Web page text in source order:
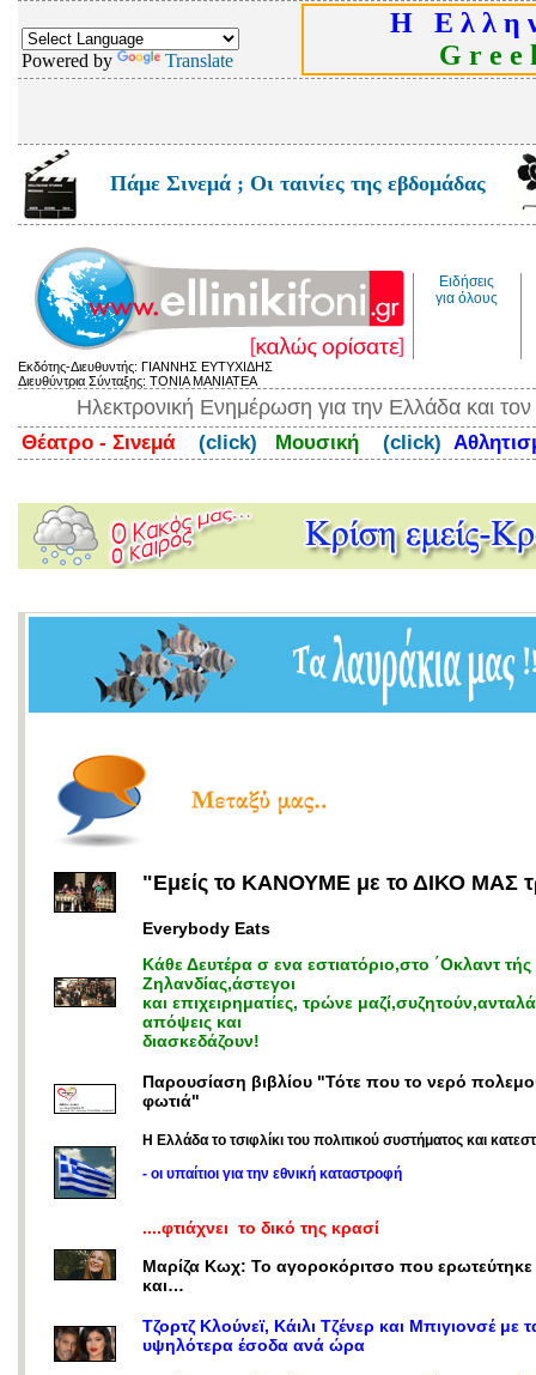
Powered by Translate
Η Ε λ λ η
G r e e
Πάμε Σινεμά ; Οι ταινίες της εβδομάδας
Ειδήσεις
για όλους
Εκδότης-Διευθυντής: ΓΙΑΝΝΗΣ ΕΥΤΥΧΙΔΗΣ
Διευθύντρια Σύνταξης: ΤΟΝΙΑ ΜΑΝΙΑΤΕΑ
Ηλεκτρονική Ενημέρωση για την Ελλάδα και
Θέατρο - Σινεμά (click) Μουσική (click)
"Εμείς το ΚΑΝΟΥΜΕ με το ΔΙΚΟ ΜΑΣ
Everybody Eats
Κάθε Δευτέρα σ ενα εστιατόριο,στο ΄Οκλαντ τής
Ζηλανδίας,άστεγοι
και επιχειρηματίες, τρώνε
απόψεις και
διασκεδάζουν!
Παρουσίαση βιβλίου "Τότε που το νερό
φωτιά"
Η Ελλάδα το τσιφλίκι του πολιτικού συστήματος και
- οι υπαίτιοι για την εθνική καταστροφή
....φτιάχνει το δικό της κρασί
Μαρίζα Κωχ: Το αγοροκόριτσο που ερωτεύτηκε
και…
Τζορτζ Κλούνεϊ, Κάιλι Τζένερ και Μπιγιονσέ με
υψηλότερα έσοδα ανά ώρα